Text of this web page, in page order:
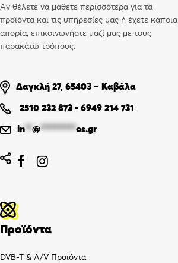
Αν θέλετε να μάθετε περισσότερα για τα
προϊόντα και τις υπηρεσίες μας ή έχετε κάποια
απορία, επικοινωνήστε μαζί μας με τους
παρακάτω τρόπους.
Δαγκλή 27, 65403 – Καβάλα
2510 232 873 - 6949 214 731
in**@**********os.gr
 
Προϊόντα
DVB-T & A/V Προϊόντα